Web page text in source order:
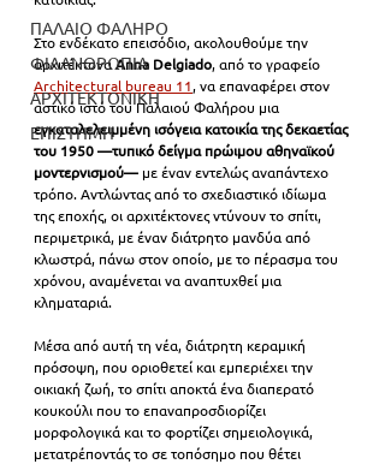
ΠΑΛΑΙΟ ΦΑΛΗΡΟ
ΦΙΛΑΝΘΡΩΠΙΑ
ΑΡΧΙΤΕΚΤΟΝΙΚΗ
ΕΠΙΣΤΗΜΗ
Στο ενδέκατο επεισόδιο, ακολουθούμε την
αρχιτέκτονα Anna Delgiado, από το γραφείο
Architectural bureau 11, να επαναφέρει στον
αστικό ιστό του Παλαιού Φαλήρου μια
εγκαταλελειμμένη ισόγεια κατοικία της δεκαετίας
του 1950—τυπικό δείγμα πρώιμου αθηναϊκού
μοντερνισμού— με έναν εντελώς αναπάντεχο
τρόπο. Αντλώντας από το σχεδιαστικό ιδίωμα
της εποχής, οι αρχιτέκτονες ντύνουν το σπίτι,
περιμετρικά, με έναν διάτρητο μανδύα από
κλωστρά, πάνω στον οποίο, με το πέρασμα του
χρόνου, αναμένεται να αναπτυχθεί μια
κληματαριά.
Μέσα από αυτή τη νέα, διάτρητη κεραμική
πρόσοψη, που οριοθετεί και εμπεριέχει την
οικιακή ζωή, το σπίτι αποκτά ένα διαπερατό
κουκούλι που το επαναπροσδιορίζει
μορφολογικά και το φορτίζει σημειολογικά,
μετατρέποντάς το σε τοπόσημο που θέτει